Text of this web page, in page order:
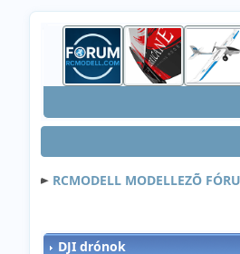
RCMODELL MODELLEZÕ
DJI drónok